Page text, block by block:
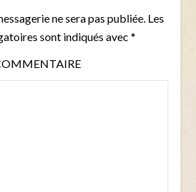
ne sera pas publiée.Les
sont indiqués avec *